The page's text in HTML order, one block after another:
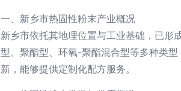
一、新乡市热固性粉末产业概况
新乡市依托其地理位置与工业基础，已形
型、聚酯型、环氧-聚酯混合型等多种类
新，能够提供定制化配方服务。